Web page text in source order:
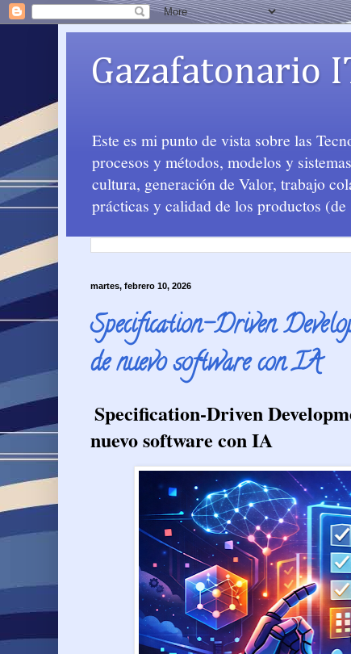
Gazafatonario
Este es mi punto de vista sobre las
procesos y métodos, modelos y
cultura, generación de Valor, trabajo
prácticas y calidad de los productos
martes, febrero 10, 2026
Specification-Driven
de nuevo software con IA
Specification-Driven
nuevo software con IA